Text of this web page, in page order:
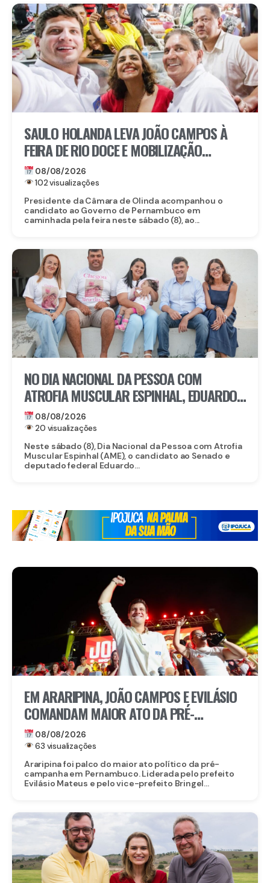
SAULO HOLANDA LEVA JOÃO CAMPOS À
FEIRA DE RIO DOCE E MOBILIZAÇÃO
IMPRESSIONA EM OLINDA
08/08/2026
102 visualizações
Presidente da Câmara de Olinda acompanhou o
candidato ao Governo de Pernambuco em
caminhada pela feira neste sábado (8), ao...
NO DIA NACIONAL DA PESSOA COM
ATROFIA MUSCULAR ESPINHAL, EDUARDO
DA FONTE DESTACA ACESSO A
MEDICAMENTO DE MAIS DE R$ 6 MILHÕES
08/08/2026
20 visualizações
Neste sábado (8), Dia Nacional da Pessoa com Atrofia
Muscular Espinhal (AME), o candidato ao Senado e
deputado federal Eduardo...
EM ARARIPINA, JOÃO CAMPOS E EVILÁSIO
COMANDAM MAIOR ATO DA PRÉ-
CAMPANHA NO SERTÃO
08/08/2026
63 visualizações
Araripina foi palco do maior ato político da pré-
campanha em Pernambuco. Liderada pelo prefeito
Evilásio Mateus e pelo vice-prefeito Bringel...